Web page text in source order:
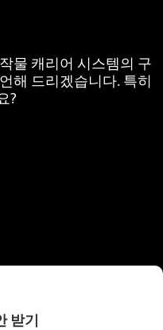
물 캐리어 시스템의 구
해 드리겠습니다. 특히
?
받기